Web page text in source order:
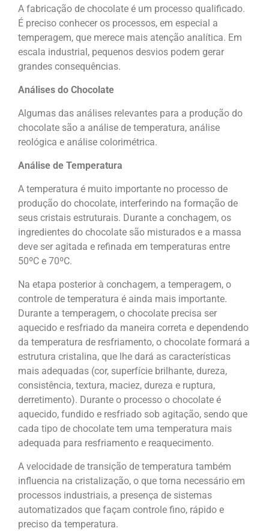
A fabricação de chocolate é um processo qualificado.
É preciso conhecer os processos, em especial a
temperagem, que merece mais atenção analítica. Em
escala industrial, pequenos desvios podem gerar
grandes consequências.
Análises do Chocolate
Algumas das análises relevantes para a produção do
chocolate são a análise de temperatura, análise
reológica e análise colorimétrica.
Análise de Temperatura
A temperatura é muito importante no processo de
produção do chocolate, interferindo na formação de
seus cristais estruturais. Durante a conchagem, os
ingredientes do chocolate são misturados e a massa
deve ser agitada e refinada em temperaturas entre
50ºC e 70ºC.
Na etapa posterior à conchagem, a temperagem, o
controle de temperatura é ainda mais importante.
Durante a temperagem, o chocolate precisa ser
aquecido e resfriado da maneira correta e dependendo
da temperatura de resfriamento, o chocolate formará a
estrutura cristalina, que lhe dará as características
mais adequadas (cor, superfície brilhante, dureza,
consistência, textura, maciez, dureza e ruptura,
derretimento). Durante o processo o chocolate é
aquecido, fundido e resfriado sob agitação, sendo que
cada tipo de chocolate tem uma temperatura mais
adequada para resfriamento e reaquecimento.
A velocidade de transição de temperatura também
influencia na cristalização, o que torna necessário em
processos industriais, a presença de sistemas
automatizados que façam controle fino, rápido e
preciso da temperatura.